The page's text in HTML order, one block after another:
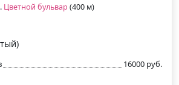
Цветной бульвар (400 м)
16000 руб.